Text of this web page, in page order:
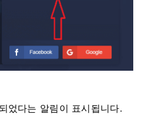
었다는 알림이 표시됩니다.